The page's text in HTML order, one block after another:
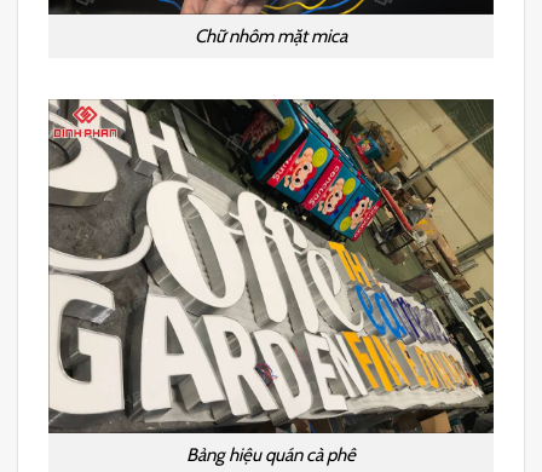
Chữ nhôm mặt mica
Bảng hiệu quán cà phê